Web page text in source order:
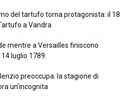
del tartufo torna protagonista: il 18
a Vandra
mentre a Versailles finiscono
luglio 1789.
preoccupa: la stagione di
un’incognita